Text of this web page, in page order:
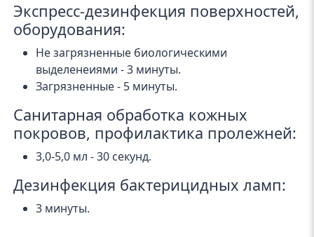
Экспресс-дезинфекция поверхностей,
оборудования:
Не загрязненные биологическими
выделенеиями - 3 минуты.
Загрязненные - 5 минуты.
Санитарная обработка кожных
покровов, профилактика пролежней:
3,0-5,0 мл - 30 секунд.
Дезинфекция бактерицидных ламп:
3 минуты.